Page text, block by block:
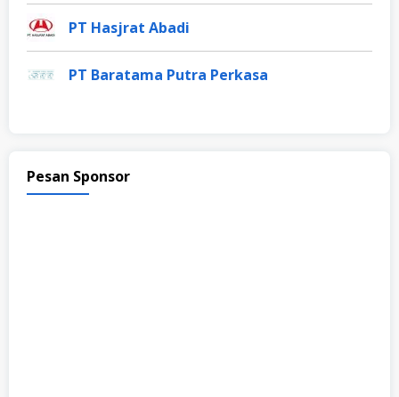
PT Hasjrat Abadi
PT Baratama Putra Perkasa
Pesan Sponsor